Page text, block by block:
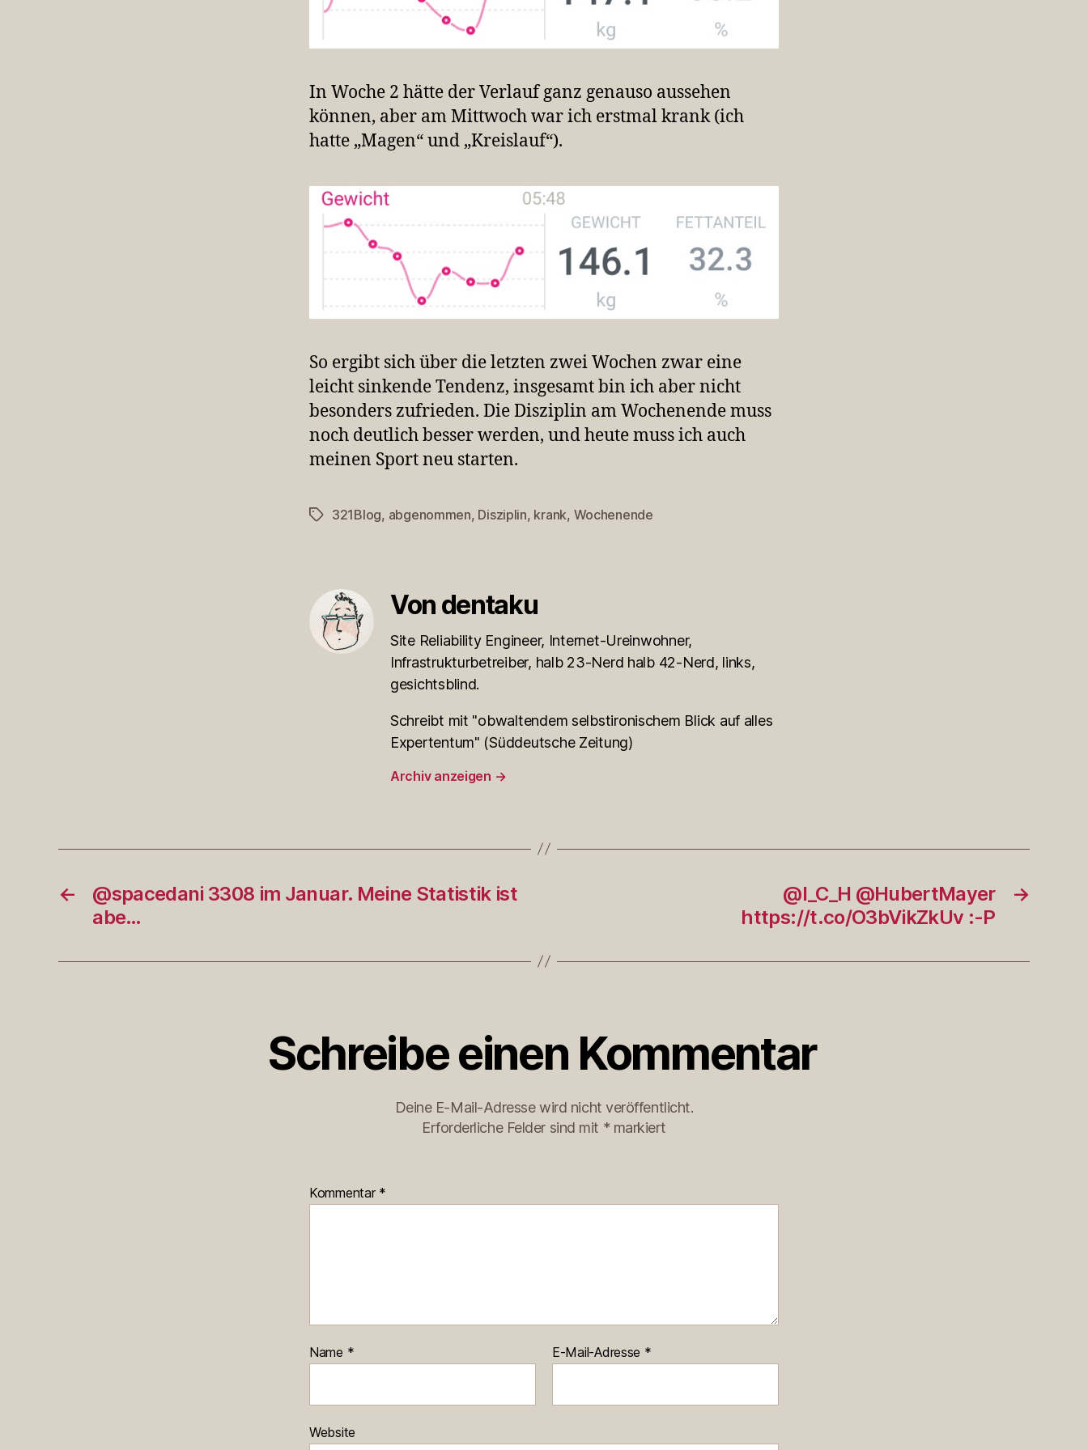
In Woche 2 hätte der Verlauf ganz genauso aussehen
können, aber am Mittwoch war ich erstmal krank (ich
hatte „Magen“ und „Kreislauf“).
So ergibt sich über die letzten zwei Wochen zwar eine
leicht sinkende Tendenz, insgesamt bin ich aber nicht
besonders zufrieden. Die Disziplin am Wochenende muss
noch deutlich besser werden, und heute muss ich auch
meinen Sport neu starten.
Schlagwörter
321Blog, abgenommen, Disziplin, krank, Wochenende
Von dentaku
Site Reliability Engineer, Internet-Ureinwohner,
Infrastrukturbetreiber, halb 23-Nerd halb 42-Nerd, links,
gesichtsblind.
Schreibt mit "obwaltendem selbstironischem Blick auf alles
Expertentum" (Süddeutsche Zeitung)
Archiv anzeigen →
←
@spacedani 3308 im Januar. Meine Statistik ist
abe…
→
@I_C_H @HubertMayer
https://t.co/O3bVikZkUv :-P
Schreibe einen Kommentar
Deine E-Mail-Adresse wird nicht veröffentlicht.
Erforderliche Felder sind mit * markiert
Kommentar *
Name * E-Mail-Adresse *
Website